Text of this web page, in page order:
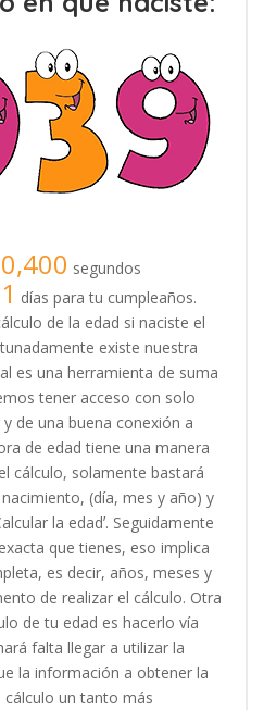
segundos
días para tu cumpleaños.
de la edad si naciste el
existe nuestra
es una herramienta de suma
tener acceso con solo
de una buena conexión a
de edad tiene una manera
cálculo, solamente bastará
(día, mes y año) y
la edadʼ. Seguidamente
que tienes, eso implica
es decir, años, meses y
de realizar el cálculo. Otra
de tu edad es hacerlo vía
falta llegar a utilizar la
la información a obtener la
cálculo un tanto más